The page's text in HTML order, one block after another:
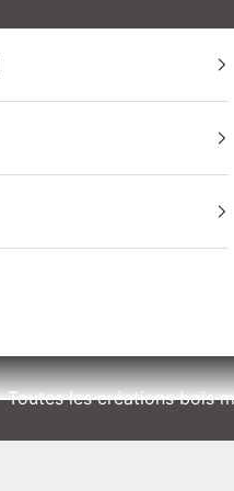
Toutes les créations bois